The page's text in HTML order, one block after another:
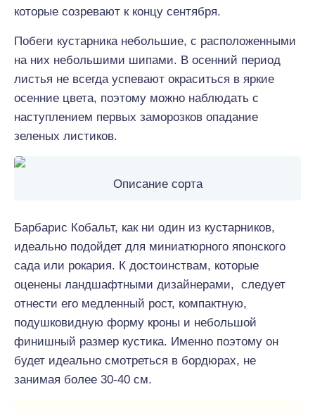
которые созревают к концу сентября.
Побеги кустарника небольшие, с расположенными
на них небольшими шипами. В осенний период
листья не всегда успевают окраситься в яркие
осенние цвета, поэтому можно наблюдать с
наступлением первых заморозков опадание
зеленых листиков.
Описание сорта
Барбарис Кобальт, как ни один из кустарников,
идеально подойдет для миниатюрного японского
сада или рокария. К достоинствам, которые
оценены ландшафтными дизайнерами, следует
отнести его медленный рост, компактную,
подушковидную форму кроны и небольшой
финишный размер кустика. Именно поэтому он
будет идеально смотреться в бордюрах, не
занимая более 30-40 см.